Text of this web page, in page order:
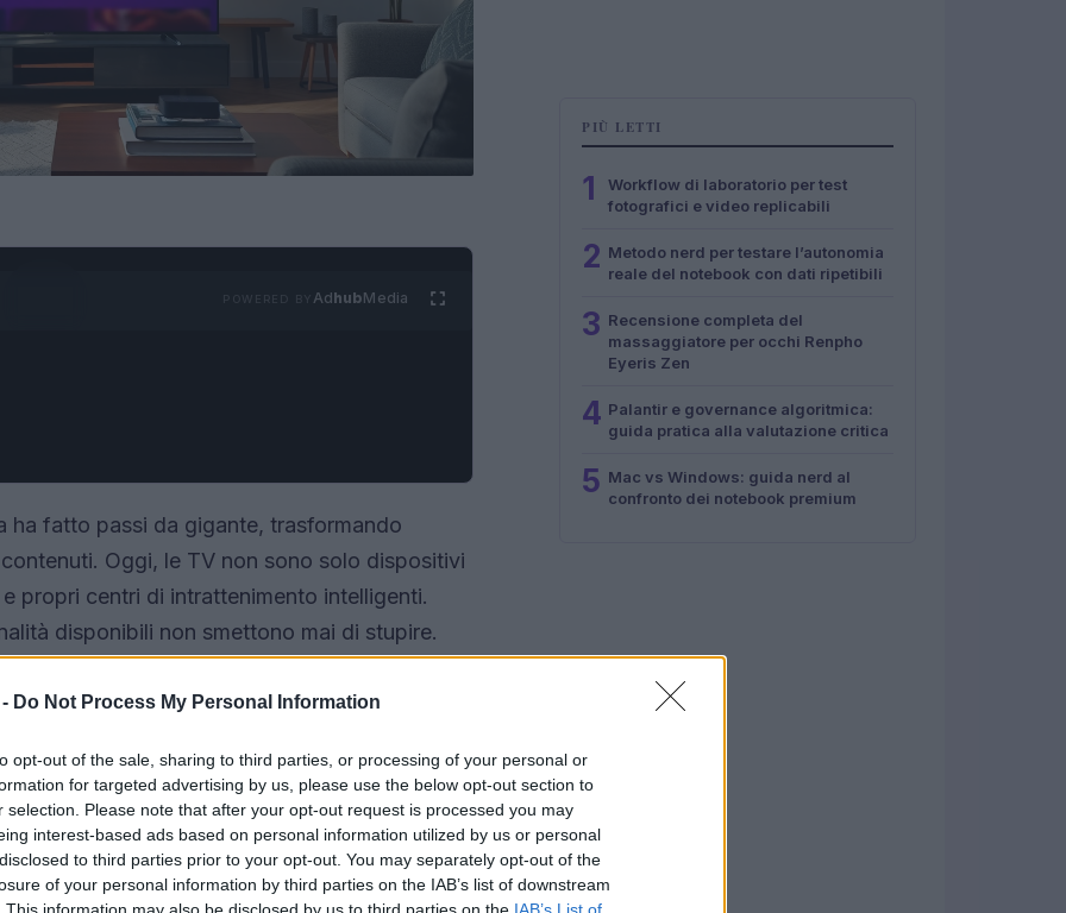
Do Not Process My Personal Information
opt-out of the sale, sharing to third parties, or processing of your personal or
for targeted advertising by us, please use the below opt-out section to
selection. Please note that after your opt-out request is processed you may
interest-based ads based on personal information utilized by us or personal
to third parties prior to your opt-out. You may separately opt-out of the
of your personal information by third parties on the IAB’s list of downstream
This information may also be disclosed by us to third parties on the IAB’s List of
AdhubMedia
ha fatto passi da gigante, trasformando
Oggi, le TV non sono solo dispositivi
propri centri di intrattenimento intelligenti.
disponibili non smettono mai di stupire.
di app, fino alla connessione con altri
l’esperienza dell’utente. Ma quali
sfruttare?
PIÙ LETTI
1
Workflow di laboratorio per test
fotografici e video replicabili
2 Metodo nerd per testare l’autonomia
reale del notebook con dati ripetibili
3 Recensione completa del
massaggiatore per occhi Renpho
Eyeris Zen
4 Palantir e governance algoritmica:
guida pratica alla valutazione critica
5 Mac vs Windows: guida nerd al
confronto dei notebook premium